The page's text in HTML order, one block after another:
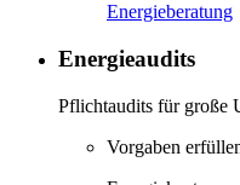
Energieberatung
Energieaudits
Pflichtaudits für große
Vorgaben